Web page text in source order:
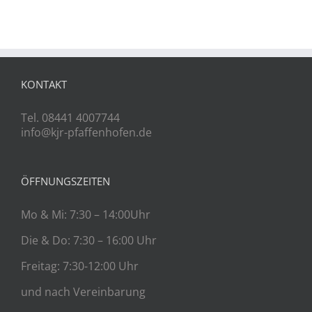
KONTAKT
Tel. 08441 4007744
info@kjr-pfaffenhofen.de
ÖFFNUNGSZEITEN
Mo & Mi: 7:30 – 14:00Uhr
Die & Do: 7:30 – 16:00 Uhr
Freitag: 7:30-12:00 Uhr
und nach Vereinbarung